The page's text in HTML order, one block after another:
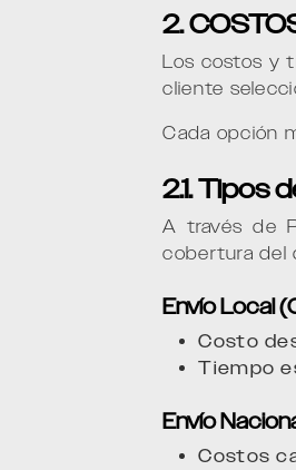
2.
Los costos y
cliente
Cada opción
2.1. Tipos
A través de
cobertura del
Envío Local
Costo
Tiempo
Envío
Costos